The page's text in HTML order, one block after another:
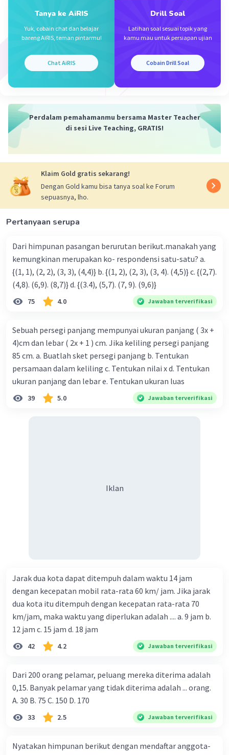
Faktor 3 = 1,3
Faktor 12 = 1,2,3,4,6,12
= (3:3)/(12:3)
Jadi jawabnya adalah 1/4 bagian
Tanya ke AiRIS
Yuk, cobain chat dan belajar
bareng AiRIS, teman pintarmu!
Chat AiRIS
Drill Soal
Latihan soal sesuai topik yang
kamu mau untuk persiapan ujian
Cobain Drill Soal
Perdalam pemahamanmu bersama Master Teacher
di sesi Live Teaching, GRATIS!
Klaim Gold gratis sekarang!
Dengan Gold kamu bisa tanya soal ke Forum
sepuasnya, lho.
Pertanyaan serupa
Dari himpunan pasangan berurutan berikut.manakah yang
kemungkinan merupakan ko- respondensi satu-satu? a.
{(1, 1), (2, 2), (3, 3), (4,4)} b. {(1, 2), (2, 3), (3, 4). (4,5)} c. {(2,7).
(4,8). (6,9). (8,7)} d. {(3.4), (5,7). (7, 9). (9,6)}
75 4.0 Jawaban terverifikasi
Sebuah persegi panjang mempunyai ukuran panjang ( 3x +
4)cm dan lebar ( 2x + 1 ) cm. Jika keliling persegi panjang
85 cm. a. Buatlah sket persegi panjang b. Tentukan
persamaan dalam keliling c. Tentukan nilai x d. Tentukan
ukuran panjang dan lebar e. Tentukan ukuran luas
39 5.0 Jawaban terverifikasi
Iklan
Jarak dua kota dapat ditempuh dalam waktu 14 jam
dengan kecepatan mobil rata-rata 60 km/ jam. Jika jarak
dua kota itu ditempuh dengan kecepatan rata-rata 70
km/jam, maka waktu yang diperlukan adalah .... a. 9 jam b.
12 jam c. 15 jam d. 18 jam
42 4.2 Jawaban terverifikasi
Dari 200 orang pelamar, peluang mereka diterima adalah
0,15. Banyak pelamar yang tidak diterima adalah ... orang.
A. 30 B. 75 C. 150 D. 170
33 2.5 Jawaban terverifikasi
Nyatakan himpunan berikut dengan mendaftar anggota-